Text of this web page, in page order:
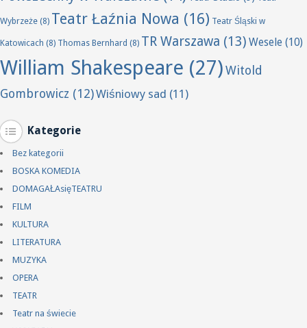
Wybrzeże (8) Teatr Łaźnia Nowa (16) Teatr Śląski w
Katowicach (8) Thomas Bernhard (8) TR Warszawa (13) Wesele (10)
William Shakespeare (27)Witold
Gombrowicz (12)Wiśniowy sad (11)
Kategorie
Bez kategorii
BOSKA KOMEDIA
DOMAGAŁAsięTEATRU
FILM
KULTURA
LITERATURA
MUZYKA
OPERA
TEATR
Teatr na świecie